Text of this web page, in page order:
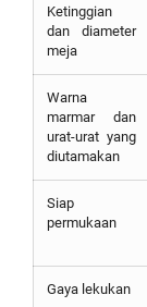
Ketinggian
dan diameter
meja
Warna
marmar dan
urat-urat yang
diutamakan
Siap
permukaan
Gaya lekukan